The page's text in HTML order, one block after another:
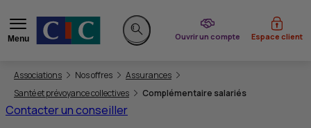
Menu
Rechercher sur le site
Ouvrir un compte
du CIC Espace client
Vous êtes ici:
Associations Nos offres
Assurances
Santé et prévoyance collectives
Complémentaire salariés
Contacter un conseiller